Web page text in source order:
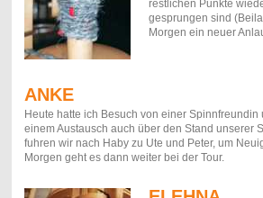
restlichen Punkte
gesprungen sind
Morgen ein neuer
ANKE
Heute hatte ich Besuch von einer Spinnfreundin
einem Austausch auch über den Stand unserer
fuhren wir nach Haby zu Ute und Peter, um
Morgen geht es dann weiter bei der Tour.